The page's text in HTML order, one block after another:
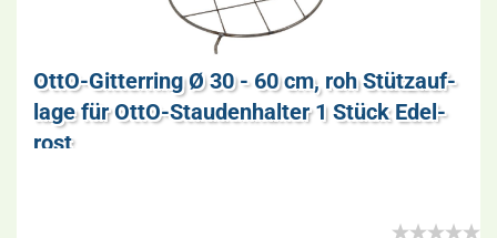
OttO-​Git­ter­ring Ø 30 - 60 cm, roh Stütz­auf­
la­ge für OttO-​Stau­den­hal­ter 1 Stück Edel­
rost